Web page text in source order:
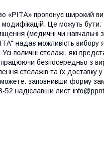
«РІТА» пропонує широкий
модифікацій. Це можуть
(медичні чи
надає можливість вибору
поличні стелажі, які
безпосередньо з
стелажів та їх доставку
заповнивши форму
надіславши лист